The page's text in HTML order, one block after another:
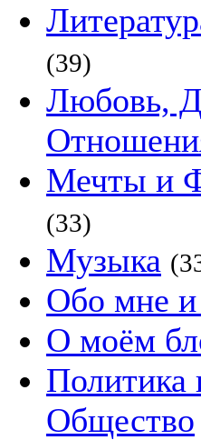
(39)
Любовь,
Мечты и
(33)
Музыка
Обо мне
О моём
Политика
Общество